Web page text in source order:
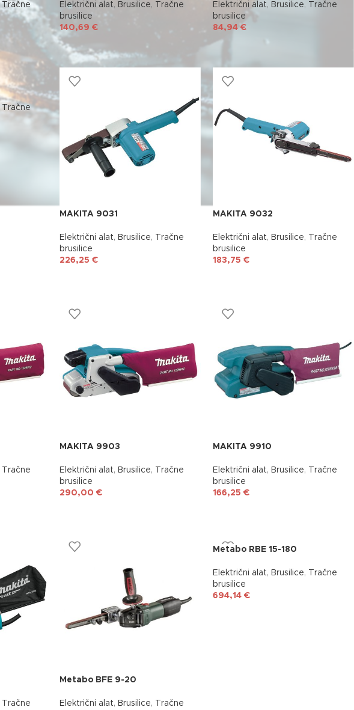
Tračne
Električni alat, Brusilice,
Tračne
brusilice
140,69 €
Električni alat, Brusilice,
Tračne
brusilice
84,94€
Tračne
MAKITA 9031
Električni alat, Brusilice,
Tračne
brusilice
226,25 €
MAKITA 9032
Električni alat, Brusilice,
Tračne
brusilice
183,75 €
Tračne
MAKITA 9903
Električni alat, Brusilice,
Tračne
brusilice
290,00 €
MAKITA 9910
Električni alat, Brusilice,
Tračne
brusilice
166,25 €
Tračne
Metabo BFE 9-20
Električni alat, Brusilice, Tračne
Metabo RBE 15-180
Električni alat, Brusilice,
Tračne
brusilice
694,14 €